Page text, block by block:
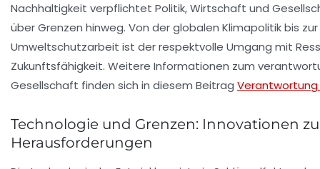
Nachhaltigkeit verpflichtet Politik, Wirtschaft und
über Grenzen hinweg. Von der globalen Klimapolitik bis
Umweltschutzarbeit ist der respektvolle Umgang mit
Zukunftsfähigkeit. Weitere Informationen zum
Gesellschaft finden sich in diesem Beitrag
Technologie und Grenzen: Innovationen
Herausforderungen